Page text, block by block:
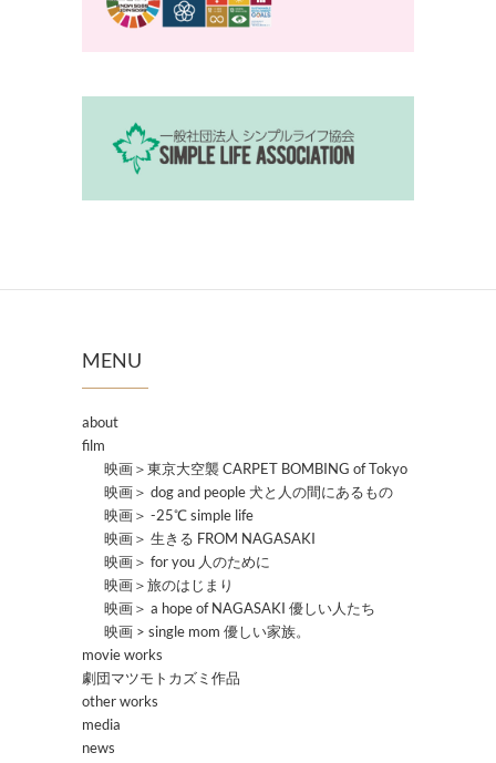
MENU
about
film
映画＞東京大空襲 CARPET BOMBING of Tokyo
映画＞ dog and people 犬と人の間にあるもの
映画＞ -25℃ simple life
映画＞ 生きる FROM NAGASAKI
映画＞ for you 人のために
映画＞旅のはじまり
映画＞ a hope of NAGASAKI 優しい人たち
映画 > single mom 優しい家族。
movie works
劇団マツモトカズミ作品
other works
media
news